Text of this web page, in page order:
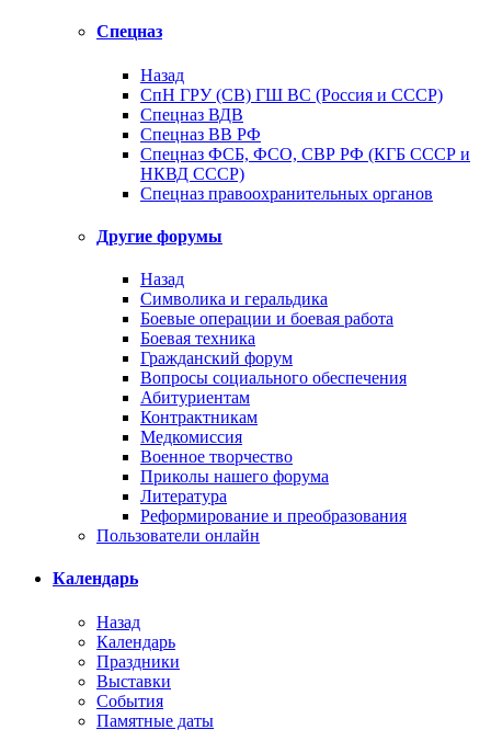
Спецназ
Назад
СпН ГРУ (СВ) ГШ ВС (Россия и СССР)
Спецназ ВДВ
Спецназ ВВ РФ
Спецназ ФСБ, ФСО, СВР РФ (КГБ СССР и
НКВД СССР)
Спецназ правоохранительных органов
Другие форумы
Назад
Символика и геральдика
Боевые операции и боевая работа
Боевая техника
Гражданский форум
Вопросы социального обеспечения
Абитуриентам
Контрактникам
Медкомиссия
Военное творчество
Приколы нашего форума
Литература
Реформирование и преобразования
Пользователи онлайн
Календарь
Назад
Календарь
Праздники
Выставки
События
Памятные даты